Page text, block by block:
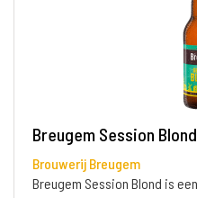
Breugem Session Blond
Brouwerij Breugem
Breugem Session Blond is